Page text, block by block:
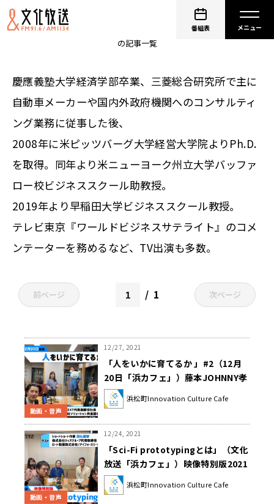
番組表
の記事一覧
慶應義塾大学経済学部卒業、三菱総合研究所で主に
自動車メーカーや国内外政府機関へのコンサルティ
ング業務に従事した後、
2008年に米ピッツバーグ大学経営大学院よりPh.D.
を取得。同年より米ニューヨーク州立大学バッファ
ロー校ビジネススクール助教授。
2019年より早稲田大学ビジネススクール教授。
テレビ東京『ワールドビジネスサテライト』のコメ
ンテーターを務めるなど、TV出演も多数。
前ページ 1 次ページ
動画・音声
12/27, 2021
「人をいかに育てるか 」#2（12月
20日「浜カフェ」）藤本JOHNNY孝
博（株式会社TFJ NEXT代表取締役
社長）清水 精太（東京ガス株式会社
浜松町Innovation Culture Cafe
動画・音声
12/24, 2021
「Sci-Fi prototypingとは」（文化
放送「浜カフェ」）映像特別版2021
年11月29日/12月6日 田丸雅智/奥
田浩美/長岡 里奈
浜松町Innovation Culture Cafe